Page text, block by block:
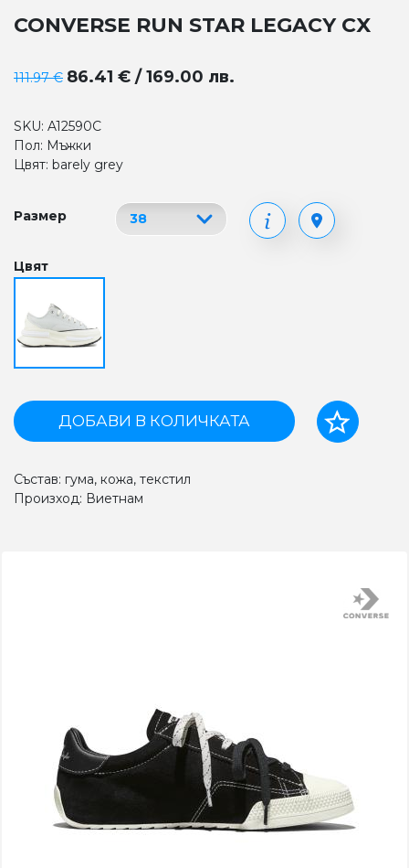
CONVERSE RUN STAR LEGACY CX
111.97 € 86.41 € / 169.00 лв.
SKU: A12590C
Пол: Мъжки
Цвят: barely grey
Размер
Цвят
ДОБАВИ В КОЛИЧКАТА
Състав: гума, кожа, текстил
Произход: Виетнам